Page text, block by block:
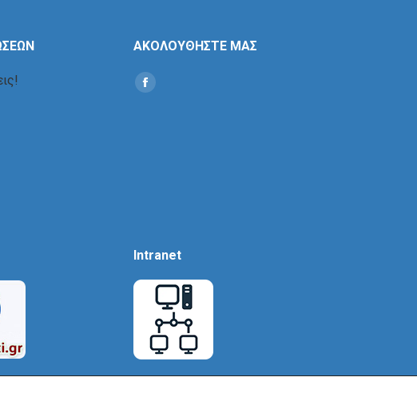
ΑΚΟΛΟΥΘΗΣΤΕ ΜΑΣ
Find us on:
Social
Intranet